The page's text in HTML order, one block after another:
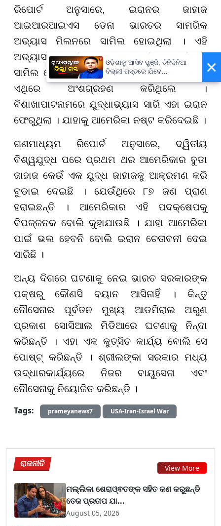
ରିପୋର୍ଟ ଅନୁସାରେ, ଇରାନର ଜାହାଜ
ଆଇଆରଆଇଏସ ଡେନା ଭାରତର ସାମରିକ
ଅଭ୍ୟାସ ମିଲନରେ ସାମିଲ ହୋଇଥିଲା । ଏହି
ଅଭ୍ୟାସରେ ୪୨ଟି ଜାହାଜ ଏବଂ ୨୯ଟି ଯୁଦ୍ଧ ବିମାନ
ସାମିଲ ହୋଇଥିଲେ । ପ୍ରାୟ ୭୪ଟି ଦେଶର ଯବାନ
ଏଥିରେ ଅଂଶଗ୍ରହଣ କରିଥିଲେ ।
ବିଶାଖାପାଟନାମରେ ଯୁଦ୍ଧାଭ୍ୟାସ ସାରି ଏହା ଇରାନ
ଫେରୁଥିଲା । ଯାହାକୁ ଆମେରିକା ନଷ୍ଟ କରିଦେଇଛି ।
ଗଣମାଧ୍ୟମ ରିପୋର୍ଚ ଅନୁସାରେ, ଦ୍ୱିତୀୟ
ବିଶ୍ୱଯୁଦ୍ଧ ପରେ ପ୍ରଥମ ଥର ଆମେରିକାର ବୁଡା
ଜାହାଜ କେଉଁ ଏକ ଯୁଦ୍ଧ ଜାହାଜକୁ ଆକ୍ରମଣ କରି
ବୁଡାଇ ଦେଇଛି । ଯେଉଁଥିରେ ୮୭ ଜଣ ପ୍ରାଣ
ହରାଇଛନ୍ତି । ଆମେରିକାର ଏହି ପଦକ୍ଷେପକୁ
ବିପଜ୍ଜନକ ବୋଲି କୁହାଯାଉଛି । ଯାହା ଆମେରିକା
ପାଇଁ ଭଲ ହେବନି ବୋଲି ଇରାନ ଚେତାବନୀ ଦେଇ
ସାରିଛି ।
ଅନ୍ୟ ଦିଗରେ ଘଟଣାକୁ ନେଇ ଭାରତ ସରକାରଙ୍କ
ପକ୍ଷରୁ କୌଣସି ବୟାନ ଆସିନାହିଁ । କିନ୍ତୁ
ନୌସେନାର ପୂର୍ବତନ ମୁଖ୍ୟ ଆଡମିରାଲ ଅରୁଣ
ପ୍ରକାଶ ସୋସିଆଲ ମିଡିଆରେ ଘଟଣାକୁ ନିନ୍ଦା
କରିଛନ୍ତି । ଏହା ଏକ କୁତ୍ସିତ କାର୍ଯ୍ୟ ବୋଲି ସେ
ପୋଷ୍ଟ୍ କରିଛନ୍ତି । ଶ୍ରୀଲଙ୍କା ସରକାର ମଧ୍ୟ
ଉଦ୍ଧାରକାର୍ଯ୍ୟରେ ନିଜର ବାୟୁସେନା ଏବଂ
ନୌସେନାକୁ ନିୟୋଜିତ କରିଛନ୍ତି ।
Tags:
prameyanews7 USA-Iran-Israel War
ରାଜନୀତି View More
ମଲ୍ଲିକା ଶେରାଓ୍ଵତଙ୍କ ସହିତ କଣ କରୁଛନ୍ତି
ତେଜ ପ୍ରତାପ ଯା...
August 05, 2026
×
ଓଡ଼ିଶାକୁ ଆସିବ ପୁଞ୍ଜି, ତିନିଦିନିଆ
ଦିଲ୍ଲୀ ଗସ୍ତରେ ଯିବେ
ମୁଖ୍ୟମନ୍ତ୍ରୀ ମୋହନ ମାଝୀ